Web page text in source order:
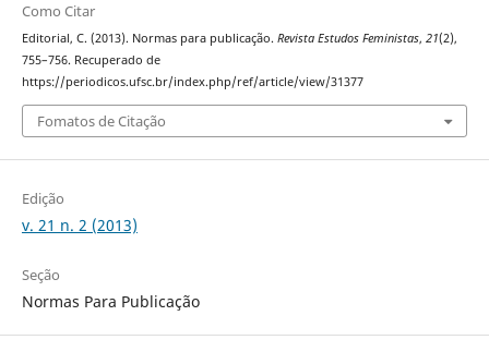
Como Citar
Editorial, C. (2013). Normas para publicação. Revista Estudos Feministas, 21(2),
755–756. Recuperado de
https://periodicos.ufsc.br/index.php/ref/article/view/31377
Fomatos de Citação
Edição
v. 21 n. 2 (2013)
Seção
Normas Para Publicação